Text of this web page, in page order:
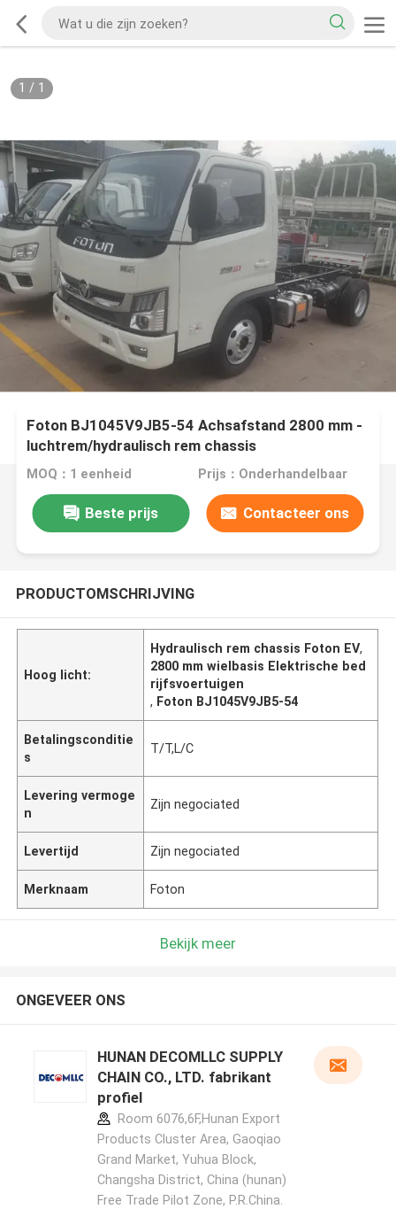
1 / 1
Foton BJ1045V9JB5-54 Achsafstand 2800 mm -
luchtrem/hydraulisch rem chassis
MOQ：1 eenheid Prijs：Onderhandelbaar
Beste prijs Contacteer ons
PRODUCTOMSCHRIJVING
Hoog licht:
Hydraulisch rem chassis Foton EV,
2800 mm wielbasis Elektrische bed
rijfsvoertuigen
, Foton BJ1045V9JB5-54
Betalingsconditie
s
T/T,L/C
Levering vermoge
n
Zijn negociated
Levertijd Zijn negociated
Merknaam Foton
Bekijk meer
ONGEVEER ONS
HUNAN DECOMLLC SUPPLY
CHAIN CO., LTD. fabrikant
profiel
Room 6076,6F,Hunan Export
Products Cluster Area, Gaoqiao
Grand Market, Yuhua Block,
Changsha District, China (hunan)
Free Trade Pilot Zone, P.R.China.